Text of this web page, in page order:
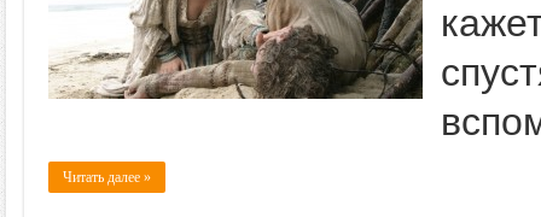
Читать далее »